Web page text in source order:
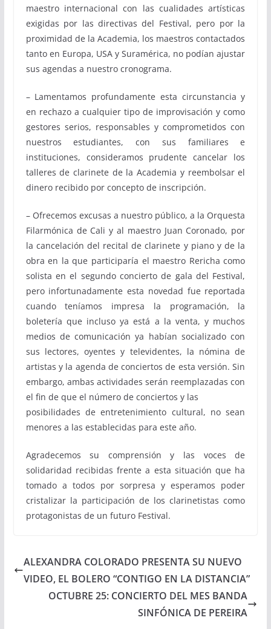
maestro internacional con las cualidades artísticas
exigidas por las directivas del Festival, pero por la
proximidad de la Academia, los maestros contactados
tanto en Europa, USA y Suramérica, no podían ajustar
sus agendas a nuestro cronograma.
– Lamentamos profundamente esta circunstancia y
en rechazo a cualquier tipo de improvisación y como
gestores serios, responsables y comprometidos con
nuestros estudiantes, con sus familiares e
instituciones, consideramos prudente cancelar los
talleres de clarinete de la Academia y reembolsar el
dinero recibido por concepto de inscripción.
– Ofrecemos excusas a nuestro público, a la Orquesta
Filarmónica de Cali y al maestro Juan Coronado, por
la cancelación del recital de clarinete y piano y de la
obra en la que participaría el maestro Rericha como
solista en el segundo concierto de gala del Festival,
pero infortunadamente esta novedad fue reportada
cuando teníamos impresa la programación, la
boletería que incluso ya está a la venta, y muchos
medios de comunicación ya habían socializado con
sus lectores, oyentes y televidentes, la nómina de
artistas y la agenda de conciertos de esta versión. Sin
embargo, ambas actividades serán reemplazadas con
el fin de que el número de conciertos y las
posibilidades de entretenimiento cultural, no sean
menores a las establecidas para este año.
Agradecemos su comprensión y las voces de
solidaridad recibidas frente a esta situación que ha
tomado a todos por sorpresa y esperamos poder
cristalizar la participación de los clarinetistas como
protagonistas de un futuro Festival.
ALEXANDRA COLORADO PRESENTA SU NUEVO
VIDEO, EL BOLERO “CONTIGO EN LA DISTANCIA”
OCTUBRE 25: CONCIERTO DEL MES BANDA
SINFÓNICA DE PEREIRA